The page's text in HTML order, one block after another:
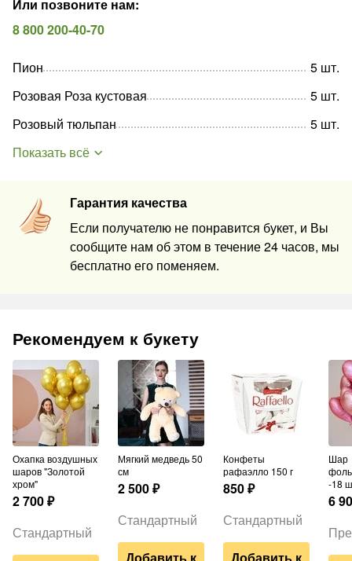
Или позвоните нам:
8 800 200-40-70
Гарантия качества
Если получателю не понравится букет, и Вы
сообщите нам об этом в течение 24 часов, мы
бесплатно его поменяем.
Пион 5 шт.
Розовая Роза кустовая
5 шт.
Розовый тюльпан
5 шт.
Показать всё
Рекомендуем к букету
Охапка воздушных
шаров "Золотой
хром"
2 700₽
Стандартный
Мягкий медведь 50
см
2 500₽
Стандартный
Конфеты
рафаэлло 150 г
850₽
Стандартный
Шар
-18
6